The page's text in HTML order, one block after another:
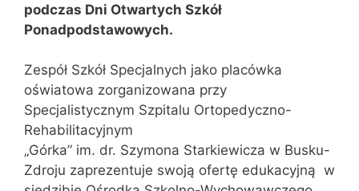
podczas Dni Otwartych Szkół
Ponadpodstawowych.
Zespół Szkół Specjalnych jako placówka
oświatowa zorganizowana przy
Specjalistycznym Szpitalu Ortopedyczno-
Rehabilitacyjnym
„Górka” im. dr. Szymona Starkiewicza w Busku-
Zdroju zaprezentuje swoją ofertę edukacyjną w